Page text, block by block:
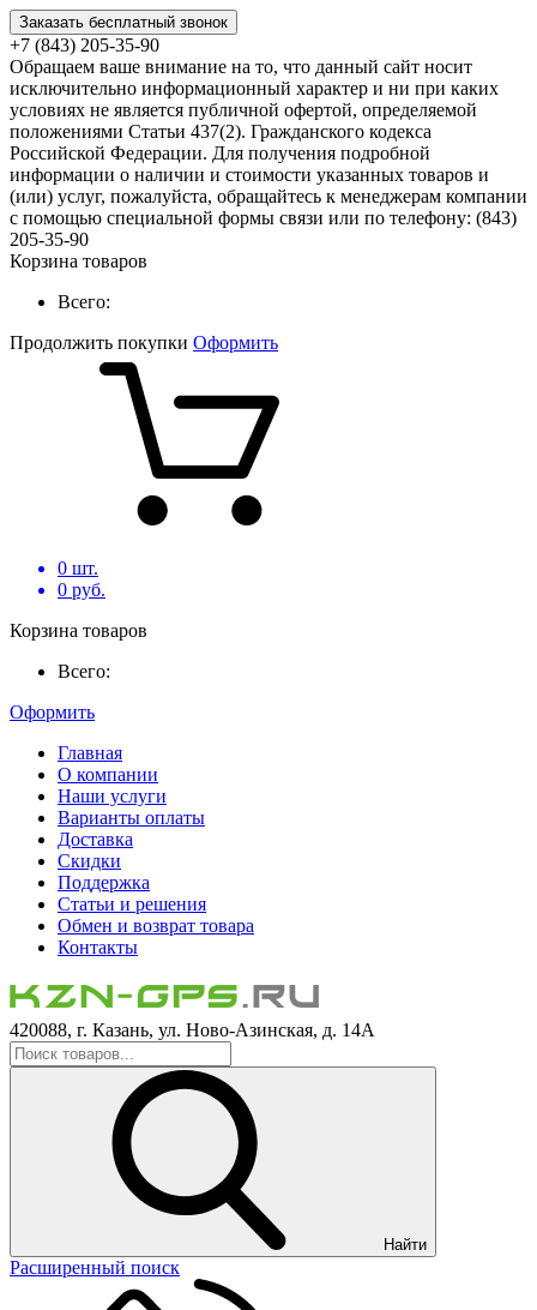
Заказать бесплатный звонок
+7 (843) 205-35-90
Обращаем ваше внимание на то, что данный сайт носит
исключительно информационный характер и ни при каких
условиях не является публичной офертой, определяемой
положениями Статьи 437(2). Гражданского кодекса
Российской Федерации. Для получения подробной
информации о наличии и стоимости указанных товаров и
(или) услуг, пожалуйста, обращайтесь к менеджерам компании
с помощью специальной формы связи или по телефону: (843)
205-35-90
Корзина товаров
Всего:
Продолжить покупки Оформить
0 шт.
0 руб.
Корзина товаров
Всего:
Оформить
Главная
О компании
Наши услуги
Варианты оплаты
Доставка
Скидки
Поддержка
Статьи и решения
Обмен и возврат товара
Контакты
420088, г. Казань, ул. Ново-Азинская, д. 14А
Найти
Расширенный поиск